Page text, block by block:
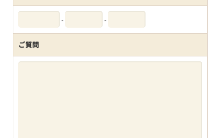
- -
ご質問